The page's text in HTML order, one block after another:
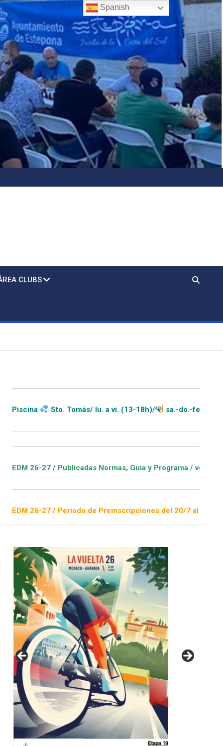
CLUBS
Tomás/ lu. a vi. (13-18h)/ sa.-do.-festivos (11-20h)
Normas, Guía y Programa / ver Escuelas Deportivas
de Preinscripciones del 20/7 al 16/8 / Sorteo 1 de
Spanish